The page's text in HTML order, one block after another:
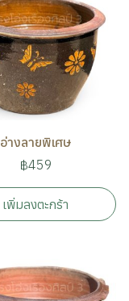
อ่างลายพิเศษ
฿459
เพิ่มลงตะกร้า